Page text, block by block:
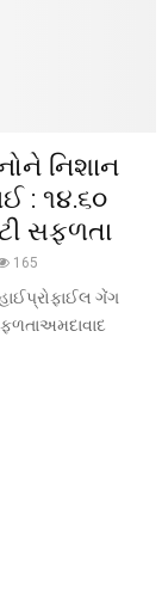
નિશાન
: ૧૪.૬૦
સફળતા
165
ગેંગ